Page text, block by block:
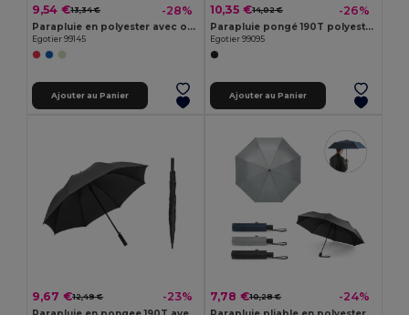
9,54 €13,34 € -28%
Parapluie en polyester avec ouverture automatique
Egotier 99145
Ajouter au Panier
10,35 €14,02 € -26%
Parapluie pongé 190T polyester recyclé (100% rPET) avec ouverture et fermeture automatiques
Egotier 99095
Ajouter au Panier
9,67 €12,49 € -23% 7,78 €10,28 € -24%